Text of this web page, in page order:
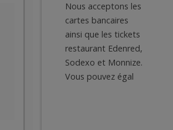
Nous acceptons les
cartes bancaires
ainsi que les tickets
restaurant Edenred,
Sodexo et Monnize.
Vous pouvez égal